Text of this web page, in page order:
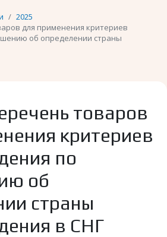
2025
для применения критериев
об определении страны
товаров
критериев
по
об
страны
в СНГ